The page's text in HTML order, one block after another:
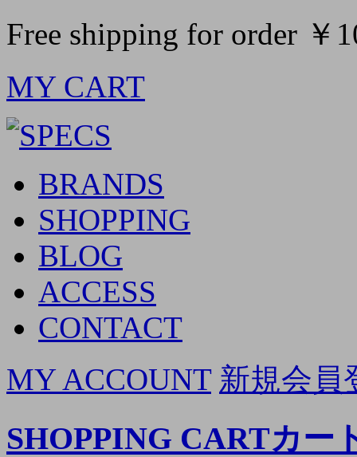
Free shipping for order ￥
MY CART
BRANDS
SHOPPING
BLOG
ACCESS
CONTACT
MY ACCOUNT 新規会員
SHOPPING CARTカー